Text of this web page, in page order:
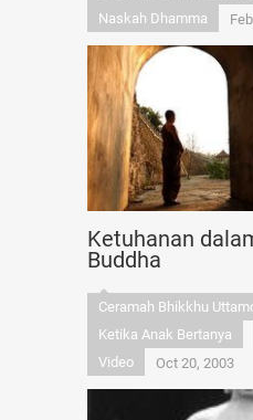
Naskah Dhamma
Ketuhanan
Buddha
Ceramah Bhikkhu
Ketika Anak Bertanya
Video
Oct 20, 2003